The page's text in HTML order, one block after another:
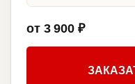
от 3 900 ₽